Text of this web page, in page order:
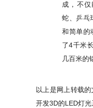
成，不
蛇、乒乓
和简单的
了4千米
几百米的
以上是网上转载
开发3D的LED灯光